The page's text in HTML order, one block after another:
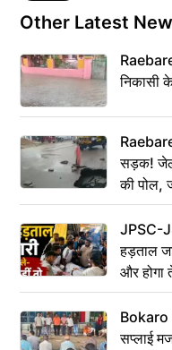
Other Latest
निकासी
सड़क! जेल
की पोल,
JPSC-
हड़ताल
और होगा
Bokaro
सप्लाई